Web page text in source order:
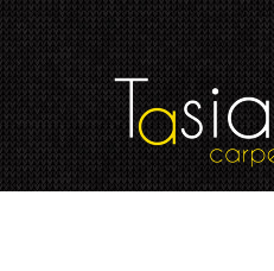
You have an error in your SQL
category_weight.weight A' at line 2